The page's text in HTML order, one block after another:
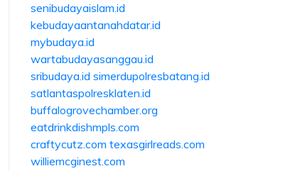
senibudayaislam.id
kebudayaantanahdatar.id
mybudaya.id
wartabudayasanggau.id
sribudaya.id simerdupolresbatang.id
satlantaspolresklaten.id
buffalogrovechamber.org
eatdrinkdishmpls.com
craftycutz.com texasgirlreads.com
williemcginest.com